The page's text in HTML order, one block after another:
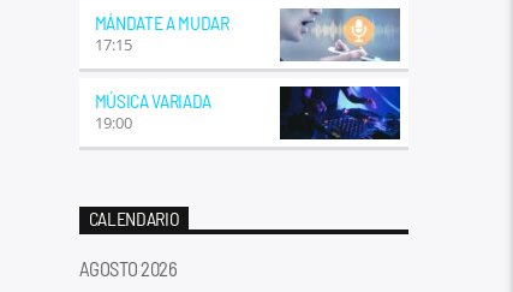
MÁNDATE A MUDAR
17:15
MÚSICA VARIADA
19:00
CALENDARIO
AGOSTO 2026